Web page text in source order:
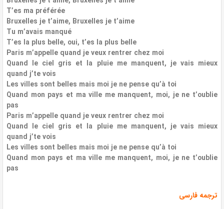
T’es ma préférée
Bruxelles je t’aime, Bruxelles je t’aime
Tu m’avais manqué
T’es la plus belle, oui, t’es la plus belle
Paris m’appelle quand je veux rentrer chez moi
Quand le ciel gris et la pluie me manquent, je vais mieux
quand j’te vois
Les villes sont belles mais moi je ne pense qu’à toi
Quand mon pays et ma ville me manquent, moi, je ne t’oublie
pas
Paris m’appelle quand je veux rentrer chez moi
Quand le ciel gris et la pluie me manquent, je vais mieux
quand j’te vois
Les villes sont belles mais moi je ne pense qu’à toi
Quand mon pays et ma ville me manquent, moi, je ne t’oublie
pas
ترجمه فارسی